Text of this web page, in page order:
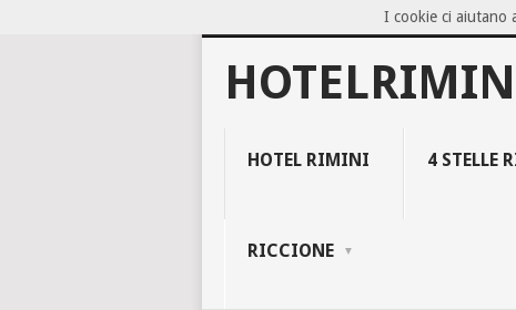
BLOCCO 94, IL
HOTEL RIMINI 4 STELLE
RICCIONE
I cookie ci aiutano